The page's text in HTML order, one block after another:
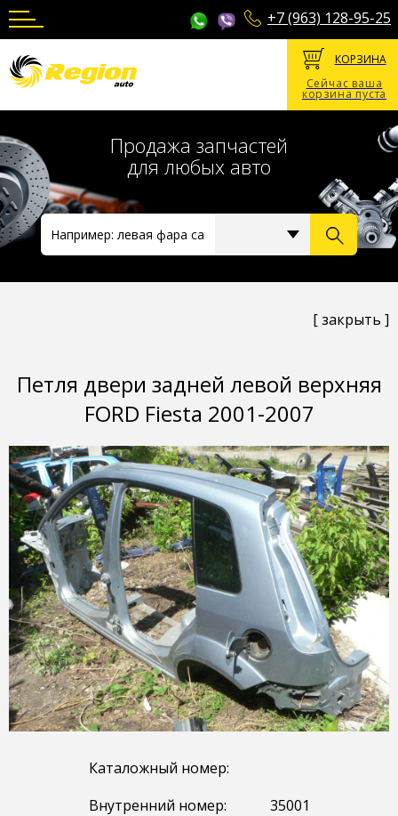
+7 (963) 128-95-25
КОРЗИНА
Сейчас ваша
корзина пуста
Продажа запчастей
для любых авто
[ закрыть ]
Петля двери задней левой верхняя
FORD Fiesta 2001-2007
Каталожный номер:
Внутренний номер:
35001